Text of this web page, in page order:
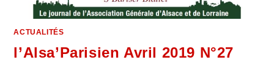
ACTUALITÉS
l’Alsa’Parisien Avril 2019 N°27